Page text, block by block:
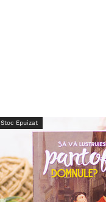
Stoc Epuizat